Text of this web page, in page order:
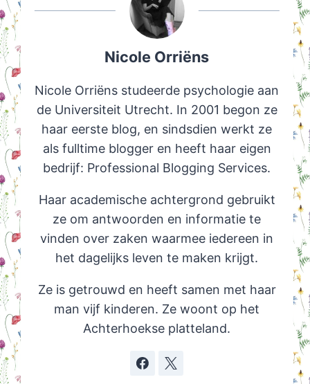
Nicole Orriëns
Nicole Orriëns studeerde psychologie aan
de Universiteit Utrecht. In 2001 begon ze
haar eerste blog, en sindsdien werkt ze
als fulltime blogger en heeft haar eigen
bedrijf: Professional Blogging Services.
Haar academische achtergrond gebruikt
ze om antwoorden en informatie te
vinden over zaken waarmee iedereen in
het dagelijks leven te maken krijgt.
Ze is getrouwd en heeft samen met haar
man vijf kinderen. Ze woont op het
Achterhoekse platteland.